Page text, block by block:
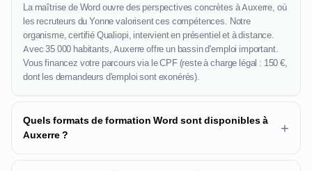
La maîtrise de Word ouvre des perspectives concrètes à Auxerre, où
les recruteurs du Yonne valorisent ces compétences. Notre
organisme, certifié Qualiopi, intervient en présentiel et à distance.
Avec 35 000 habitants, Auxerre offre un bassin d'emploi important.
Vous financez votre parcours via le CPF (reste à charge légal : 150 €,
dont les demandeurs d'emploi sont exonérés).
Quels formats de formation Word sont disponibles à
Auxerre ?
+